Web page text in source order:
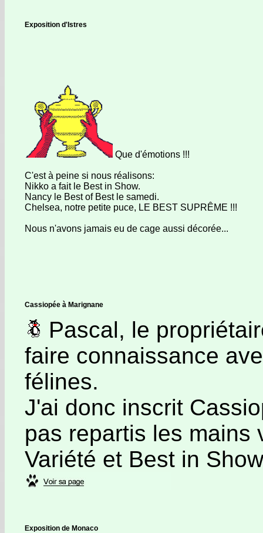
Exposition d'Istres
Que d'émotions !!!
C'est à peine si nous réalisons:
Nikko a fait le Best in Show.
Nancy le Best of Best le samedi.
Chelsea, notre petite puce, LE BEST SUPRÊME !!!
Nous n'avons jamais eu de cage aussi décorée...
Cassiopée à Marignane
Pascal, le
faire connaissance
félines.
J'ai donc inscrit
pas repartis les mains
Variété et Best in
Exposition de Monaco